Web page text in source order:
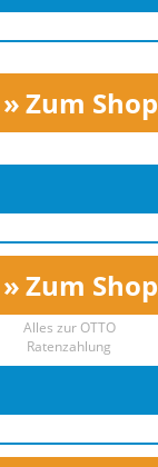
Zum Shop
Zum Shop
Alles zur OTTO
Ratenzahlung